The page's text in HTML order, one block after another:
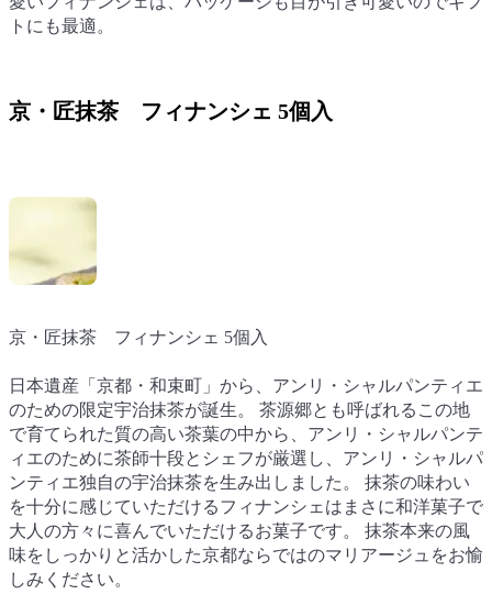
トにも最適。
トにも最適。
京・匠抹茶 フィナンシェ 5個入
京・匠抹茶 フィナンシェ 5個入
日本遺産「京都・和束町」から、アンリ・シャルパンティエ
のための限定宇治抹茶が誕生。 茶源郷とも呼ばれるこの地
で育てられた質の高い茶葉の中から、アンリ・シャルパンテ
ィエのために茶師十段とシェフが厳選し、アンリ・シャルパ
ンティエ独自の宇治抹茶を生み出しました。 抹茶の味わい
を十分に感じていただけるフィナンシェはまさに和洋菓子で
大人の方々に喜んでいただけるお菓子です。 抹茶本来の風
味をしっかりと活かした京都ならではのマリアージュをお愉
しみください。
京・匠抹茶 フィナンシェ 5個入
日本遺産「京都・和束町」から、アンリ・シャルパンティエ
のための限定宇治抹茶が誕生。 茶源郷とも呼ばれるこの地
で育てられた質の高い茶葉の中から、アンリ・シャルパンテ
ィエのために茶師十段とシェフが厳選し、アンリ・シャルパ
ンティエ独自の宇治抹茶を生み出しました。 抹茶の味わい
を十分に感じていただけるフィナンシェはまさに和洋菓子で
大人の方々に喜んでいただけるお菓子です。 抹茶本来の風
味をしっかりと活かした京都ならではのマリアージュをお愉
しみください。
京・匠抹茶 フィナンシェ 5個入
日本遺産「京都・和束町」から、アンリ・シャルパンティエ
のための限定宇治抹茶が誕生。 茶源郷とも呼ばれるこの地
で育てられた質の高い茶葉の中から、アンリ・シャルパンテ
ィエのために茶師十段とシェフが厳選し、アンリ・シャルパ
ンティエ独自の宇治抹茶を生み出しました。 抹茶の味わい
を十分に感じていただけるフィナンシェはまさに和洋菓子で
大人の方々に喜んでいただけるお菓子です。 抹茶本来の風
味をしっかりと活かした京都ならではのマリアージュをお愉
しみください。